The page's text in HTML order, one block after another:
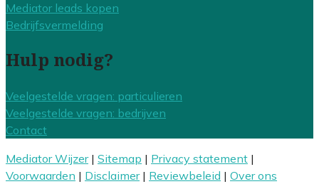
Mediator leads kopen
Bedrijfsvermelding
Hulp nodig?
Veelgestelde vragen: particulieren
Veelgestelde vragen: bedrijven
Contact
Mediator Wijzer| Sitemap | Privacy statement |
Voorwaarden | Disclaimer| Reviewbeleid | Over ons